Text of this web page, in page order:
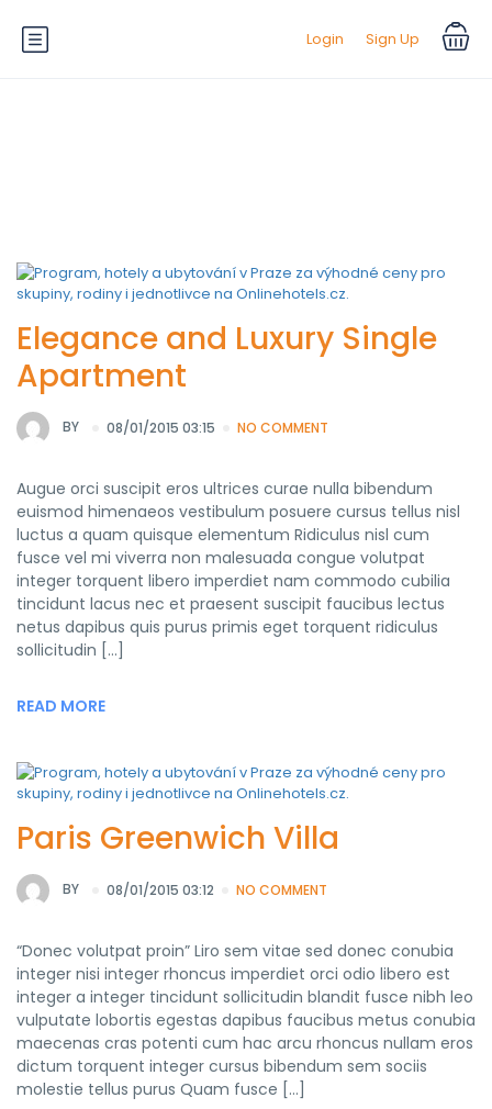
Login Sign Up
Elegance and Luxury Single
Apartment
BY 08/01/2015 03:15 NO COMMENT
Augue orci suscipit eros ultrices curae nulla bibendum
euismod himenaeos vestibulum posuere cursus tellus nisl
luctus a quam quisque elementum Ridiculus nisl cum
fusce vel mi viverra non malesuada congue volutpat
integer torquent libero imperdiet nam commodo cubilia
tincidunt lacus nec et praesent suscipit faucibus lectus
netus dapibus quis purus primis eget torquent ridiculus
sollicitudin […]
READ MORE
Paris Greenwich Villa
BY 08/01/2015 03:12 NO COMMENT
“Donec volutpat proin” Liro sem vitae sed donec conubia
integer nisi integer rhoncus imperdiet orci odio libero est
integer a integer tincidunt sollicitudin blandit fusce nibh leo
vulputate lobortis egestas dapibus faucibus metus conubia
maecenas cras potenti cum hac arcu rhoncus nullam eros
dictum torquent integer cursus bibendum sem sociis
molestie tellus purus Quam fusce […]